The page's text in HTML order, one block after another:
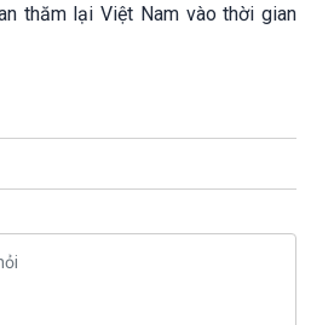
thăm lại Việt Nam vào thời gian